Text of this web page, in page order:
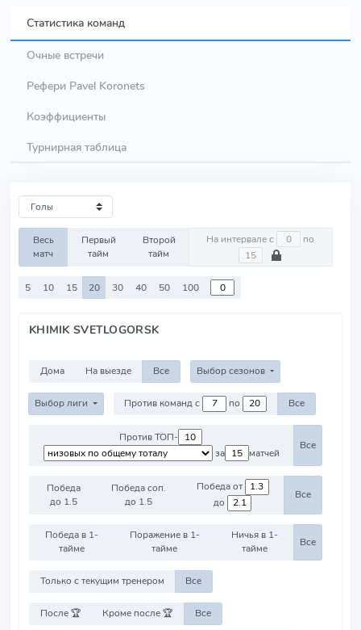
Статистика команд
Очные встречи
Рефери Pavel Koronets
Коэффициенты
Турнирная таблица
Весь
матч
Первый
тайм
Второй
тайм
На интервале с по
5 10 15 20 30 40 50 100
KHIMIK SVETLOGORSK
Дома На выезде Все Выбор сезонов
Выбор лиги Против команд с по Все
Против ТОП-
за
матчей
Все
Победа
до 1.5
Победа соп.
до 1.5
Победа от
до
Все
Победа в 1-
тайме
Поражение в 1-
тайме
Ничья в 1-
тайме
Все
Только с текущим тренером Все
После 🏆 Кроме после 🏆 Все